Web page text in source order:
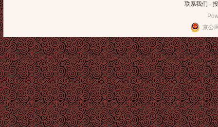
联系我们 -
京公